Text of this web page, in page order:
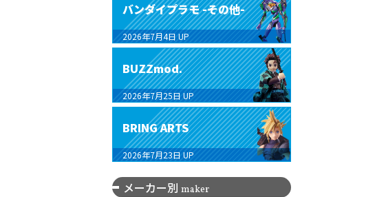
バンダイプラモ -その他-
2026年7月4日 UP
BUZZmod.
2026年7月25日 UP
BRING ARTS
2026年7月23日 UP
メーカー別 maker